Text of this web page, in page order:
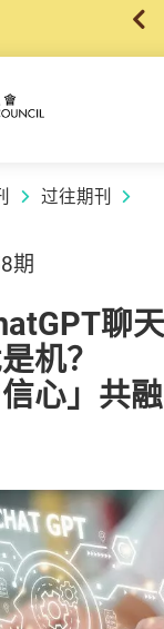
过往期刊
期
聊
机？
信心」共